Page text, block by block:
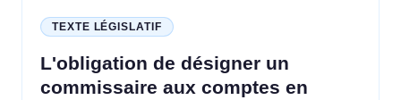
TEXTE LÉGISLATIF
L'obligation de désigner un
commissaire aux comptes en